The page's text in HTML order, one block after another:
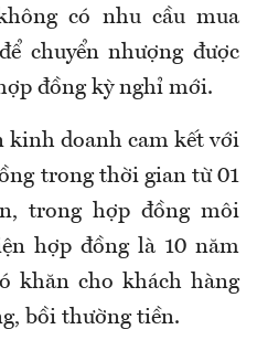
có nhu cầu mua
chuyển nhượng được
đồng kỳ nghỉ mới.
kinh doanh cam kết với
trong thời gian từ 01
trong hợp đồng môi
hợp đồng là 10 năm
khăn cho khách hàng
bồi thường tiền.